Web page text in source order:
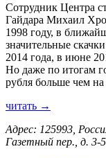
Сотрудник Центра
Гайдара Михаил
1998 году, в
значительные
2014 года, в июне
Но даже по итогам
рубля больше чем на
читать →
Адрес: 125993,
Газетный пер., д. 3-